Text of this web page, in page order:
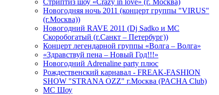
Стриптиз шоу «Crazy in love» (г. Москва)
Новогодняя ночь 2011 (концерт группы "VIRUS"
(г.Москва))
Новогодний RAVE 2011 (Dj Sadko и MC
Скоробогатый (г.Санкт – Петербург))
Концерт легендарной группы «Волга – Волга»
«Здравствуй пена – Новый Год!!!»
Новогодний Adrenaline party плюс
Рождественский карнавал - FREAK-FASHION
SHOW "STRANA OZZ" г.Москва (PACHA Club)
MC Шоу